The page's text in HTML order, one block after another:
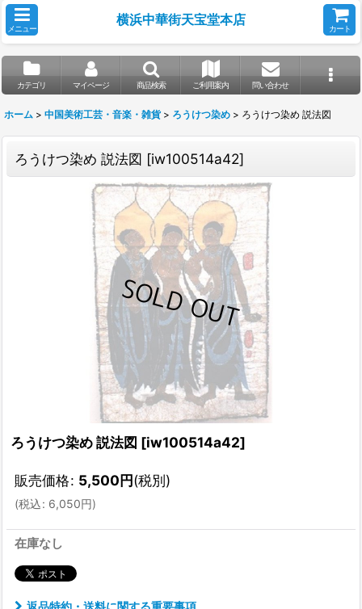
メニュー
横浜中華街天宝堂本店
カート
カテゴリ マイページ 商品検索 ご利用案内 問い合わせ
ホーム > 中国美術工芸・音楽・雑貨 > ろうけつ染め > ろうけつ染め 説法図
ろうけつ染め 説法図 [iw100514a42]
ろうけつ染め 説法図 [iw100514a42]
販売価格: 5,500円(税別)
(税込: 6,050円)
在庫なし
返品特約・送料に関する重要事項